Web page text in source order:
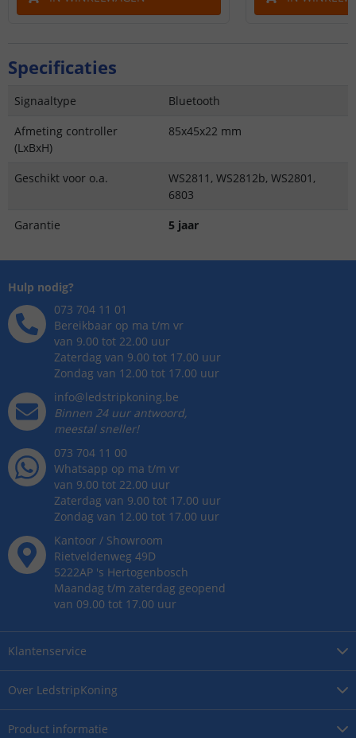
Specificaties
Signaaltype
Bluetooth
Afmeting controller
(LxBxH)
85x45x22 mm
Geschikt voor o.a.
WS2811, WS2812b, WS2801,
6803
Garantie
5 jaar
Over LedstripKoning
Product informatie
Klantenservice
Hulp nodig?
073 704 11 01
Bereikbaar op ma t/m vr
van 9.00 tot 22.00 uur
Zaterdag van 9.00 tot 17.00 uur
Zondag van 12.00 tot 17.00 uur
info@ledstripkoning.be
Binnen 24 uur antwoord,
meestal sneller!
073 704 11 00
Whatsapp op ma t/m vr
van 9.00 tot 22.00 uur
Zaterdag van 9.00 tot 17.00 uur
Zondag van 12.00 tot 17.00 uur
Kantoor / Showroom
Rietveldenweg 49D
5222AP 's Hertogenbosch
Maandag t/m zaterdag geopend
van 09.00 tot 17.00 uur